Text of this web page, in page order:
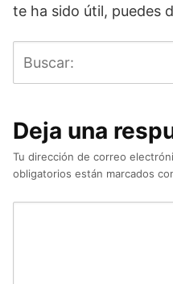
te ha sido útil, puedes
Deja una
Tu dirección de correo
obligatorios están marcados